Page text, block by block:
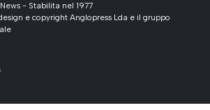
- Stabilita nel 1977
e copyright Anglopress Lda e il gruppo